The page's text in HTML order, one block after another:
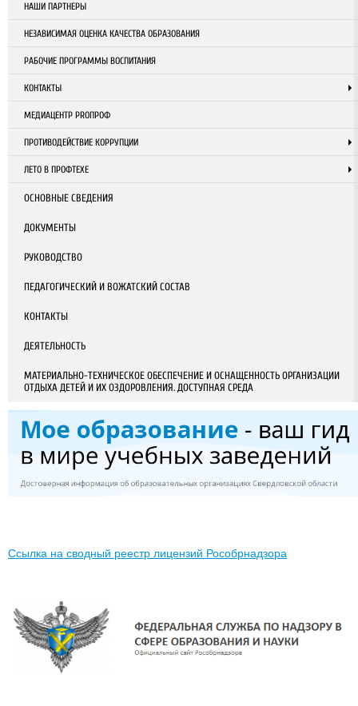
НАШИ ПАРТНЕРЫ
НЕЗАВИСИМАЯ ОЦЕНКА КАЧЕСТВА ОБРАЗОВАНИЯ
РАБОЧИЕ ПРОГРАММЫ ВОСПИТАНИЯ
КОНТАКТЫ
МЕДИАЦЕНТР PROПРОФ
ПРОТИВОДЕЙСТВИЕ КОРРУПЦИИ
ЛЕТО В ПРОФТЕХЕ
ОСНОВНЫЕ СВЕДЕНИЯ
ДОКУМЕНТЫ
РУКОВОДСТВО
ПЕДАГОГИЧЕСКИЙ И ВОЖАТСКИЙ СОСТАВ
КОНТАКТЫ
ДЕЯТЕЛЬНОСТЬ
МАТЕРИАЛЬНО-ТЕХНИЧЕСКОЕ ОБЕСПЕЧЕНИЕ И ОСНАЩЕННОСТЬ ОРГАНИЗАЦИИ
ОТДЫХА ДЕТЕЙ И ИХ ОЗДОРОВЛЕНИЯ. ДОСТУПНАЯ СРЕДА
Ссылка на сводный реестр лицензий Рособрнадзора